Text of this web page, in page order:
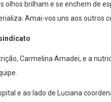
brilham e se enchem de
Amai-vos uns aos outros
Carmelina Amadei, e a
e ao lado de Luciana